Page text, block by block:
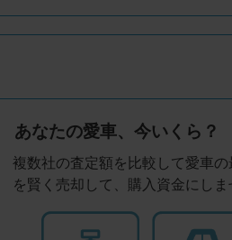
あなたの愛車、今いくら？
複数社の査定額を比較して愛車
を賢く売却して、購入資金にしま